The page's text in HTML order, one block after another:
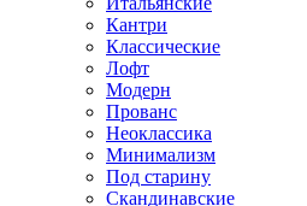
Кантри
Классические
Лофт
Модерн
Прованс
Неоклассика
Минимализм
Под старину
Скандинавские